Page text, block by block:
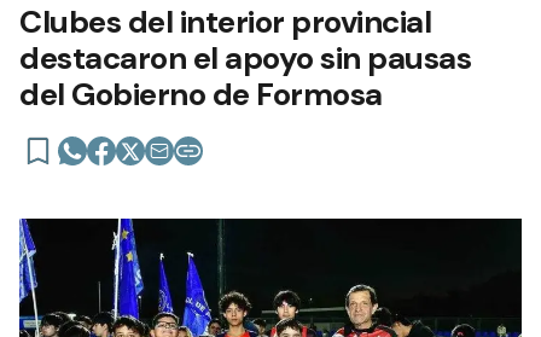
Clubes del interior provincial
destacaron el apoyo sin pausas
del Gobierno de Formosa